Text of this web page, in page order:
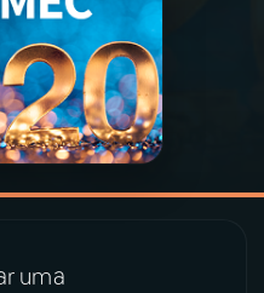
uma